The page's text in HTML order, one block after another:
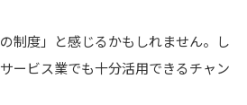
制度」と感じるかもしれません。し
ービス業でも十分活用できるチャン